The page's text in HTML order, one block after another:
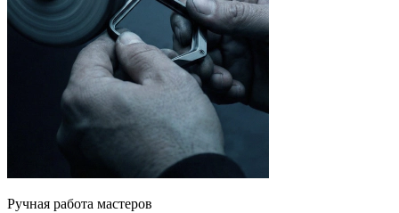
Ручная работа мастеров